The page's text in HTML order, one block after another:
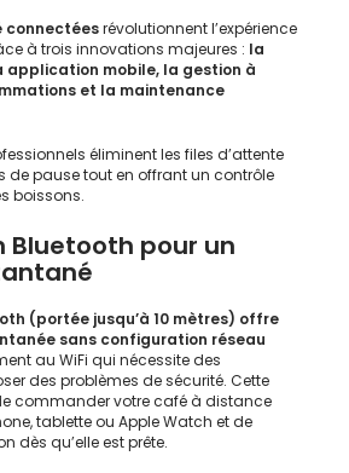
connectéesrévolutionnent l’expérience
à trois innovations majeures : la
application mobile, la gestion à
et la maintenance
éliminent les files d’attente
de pause tout en offrant un contrôle
boissons.
Bluetooth pour un
(portée jusqu’à 10 mètres) offre
sans configuration réseau
au WiFi qui nécessite des
des problèmes de sécurité. Cette
commander votre café à distance
tablette ou Apple Watch et de
dès qu’elle est prête.